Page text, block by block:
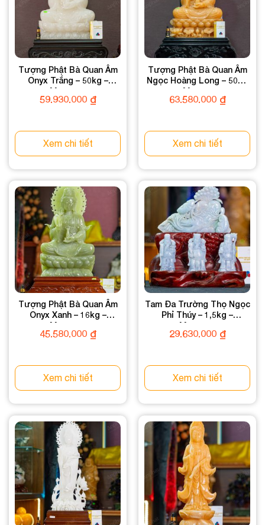
Tượng Phật Bà Quan Âm
Onyx Trắng – 50kg –
M257150
59.930.000₫
Xem chi tiết
Tượng Phật Bà Quan Âm
Ngọc Hoàng Long – 50kg
– M298650
63.580.000₫
Xem chi tiết
Tượng Phật Bà Quan Âm
Onyx Xanh – 16kg –
M259216
45.580.000₫
Xem chi tiết
Tam Đa Trường Thọ Ngọc
Phỉ Thúy – 1,5kg –
M084415
29.630.000₫
Xem chi tiết